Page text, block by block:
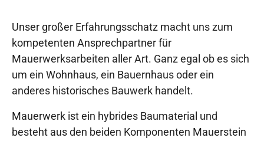
Unser großer Erfahrungsschatz macht uns zum
kompetenten Ansprechpartner für
Mauerwerksarbeiten aller Art. Ganz egal ob es sich
um ein Wohnhaus, ein Bauernhaus oder ein
anderes historisches Bauwerk handelt.
Mauerwerk ist ein hybrides Baumaterial und
besteht aus den beiden Komponenten Mauerstein